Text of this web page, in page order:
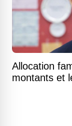
Allocation
montants et